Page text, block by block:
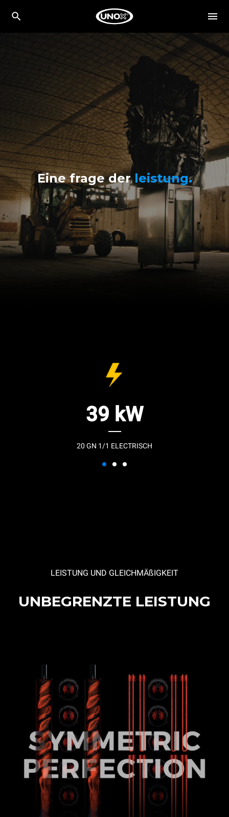
Eine frage derleistung.
39 kW
20 GN 1/1 ELECTRISCH
LEISTUNG UND GLEICHMÄßIGKEIT
UNBEGRENZTE LEISTUNG